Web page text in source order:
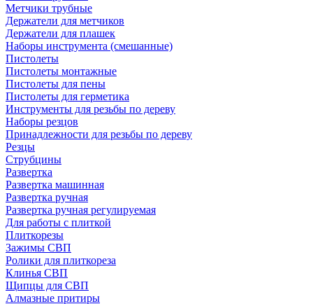
Метчики трубные
Держатели для метчиков
Держатели для плашек
Наборы инструмента (смешанные)
Пистолеты
Пистолеты монтажные
Пистолеты для пены
Пистолеты для герметика
Инструменты для резьбы по дереву
Наборы резцов
Принадлежности для резьбы по дереву
Резцы
Струбцины
Развертка
Развертка машинная
Развертка ручная
Развертка ручная регулируемая
Для работы с плиткой
Плиткорезы
Зажимы СВП
Ролики для плиткореза
Клинья СВП
Щипцы для СВП
Алмазные притиры